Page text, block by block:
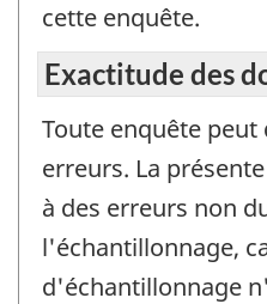
cette enquête.
Exactitude des
Toute enquête peut
erreurs. La
à des erreurs non
l'échantillonnage,
d'échantillonnage